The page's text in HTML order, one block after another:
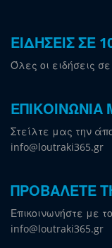
ΕΙΔΗΣΕΙΣ ΣΕ
Όλες οι ειδήσεις
ΕΠΙΚΟΙΝΩΝΙΑ
Στείλτε μας την
info@loutraki365.gr
ΠΡΟΒΑΛΕΤΕ
Επικοινωνήστε με
info@loutraki365.gr